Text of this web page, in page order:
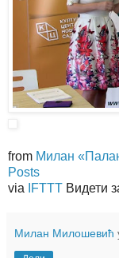
from Милан
Posts
via
IFTTT Видети
Милан Милошевић